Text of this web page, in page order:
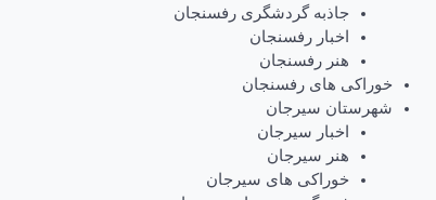
جاذبه گردشگری رفسنجان
اخبار رفسنجان
هنر رفسنجان
خوراکی های رفسنجان
شهرستان سیرجان
اخبار سیرجان
هنر سیرجان
خوراکی های سیرجان